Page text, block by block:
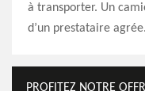
à transporter. Un
d’un prestataire agrée.
PROFITEZ NOTRE